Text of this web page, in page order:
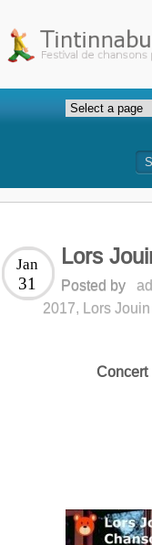
Lors
Jan
31 Posted by
2017, Lors
Concert